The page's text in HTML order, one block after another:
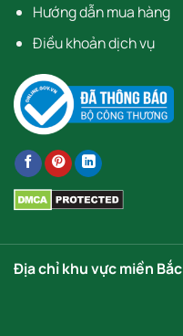
Hướng dẫn mua hàng
Điều khoản dịch vụ
Địa chỉ khu vực miền Bắc